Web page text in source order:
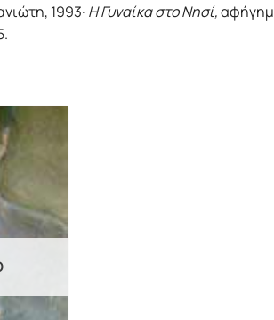
1993· Η Γυναίκα στο Νησί,